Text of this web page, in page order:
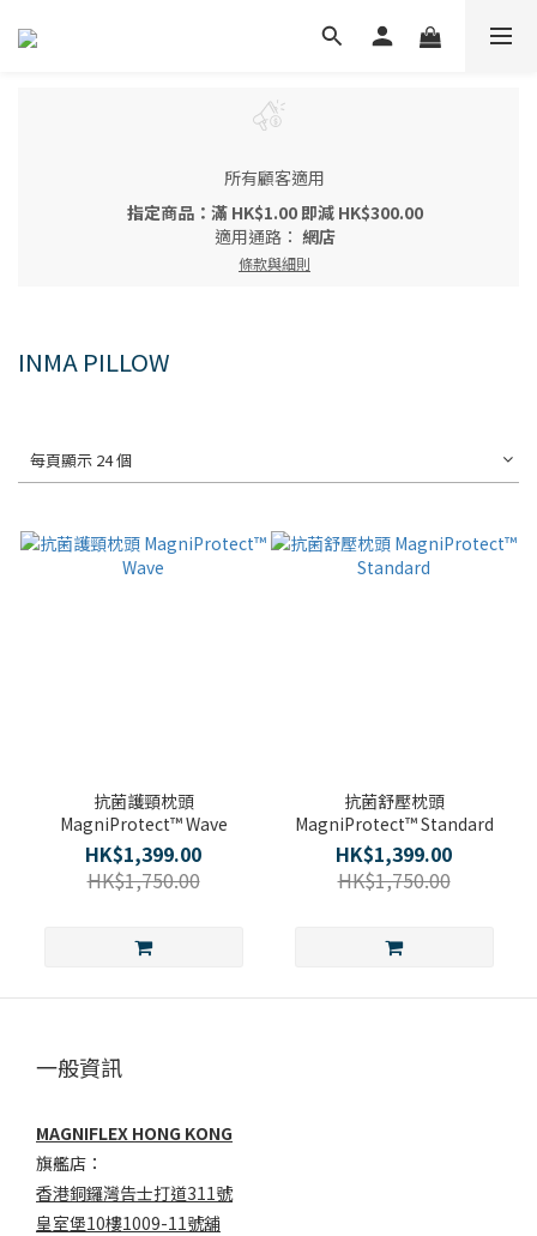
所有顧客適用
指定商品：滿 HK$1.00 即減 HK$300.00
適用通路： 網店
條款與細則
INMA PILLOW
每頁顯示 24 個
抗菌護頸枕頭
MagniProtect™ Wave
HK$1,399.00
HK$1,750.00
抗菌舒壓枕頭
MagniProtect™ Standard
HK$1,399.00
HK$1,750.00
一般資訊
MAGNIFLEX HONG KONG
旗艦店：
香港銅鑼灣告士打道311號
皇室堡10樓1009-11號舖